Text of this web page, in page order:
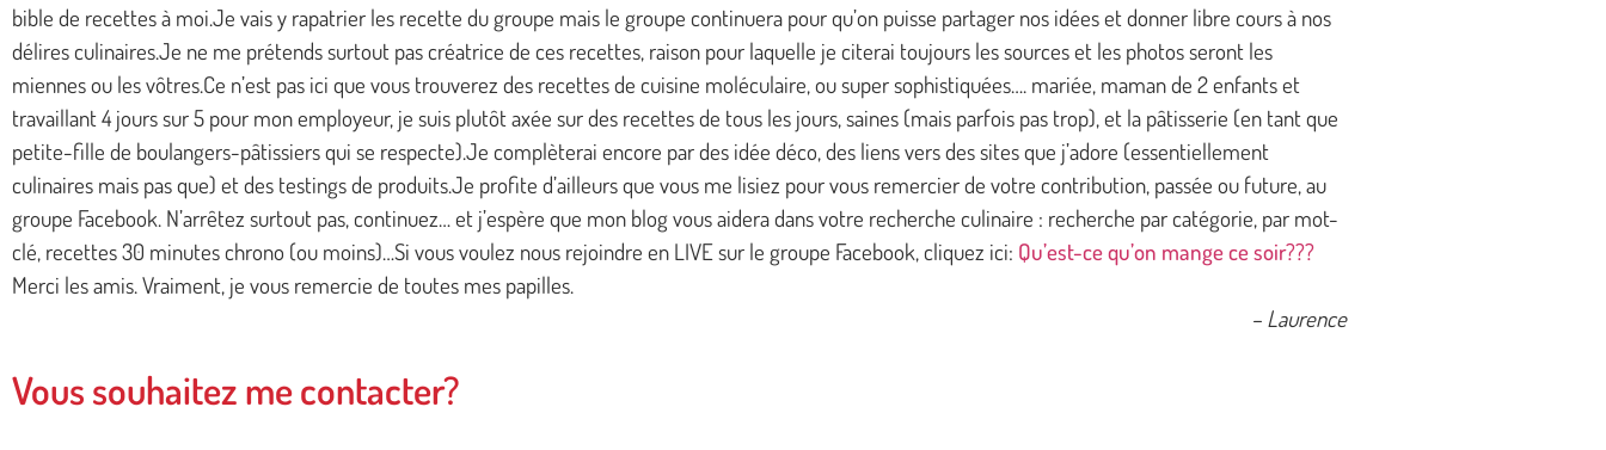
bible de recettes à moi.Je vais y rapatrier les recette du groupe mais le groupe continuera pour qu’on puisse partager nos idées et donner libre cours à nos
délires culinaires.Je ne me prétends surtout pas créatrice de ces recettes, raison pour laquelle je citerai toujours les sources et les photos seront les
miennes ou les vôtres.Ce n’est pas ici que vous trouverez des recettes de cuisine moléculaire, ou super sophistiquées…. mariée, maman de 2 enfants et
travaillant 4 jours sur 5 pour mon employeur, je suis plutôt axée sur des recettes de tous les jours, saines (mais parfois pas trop), et la pâtisserie (en tant que
petite-fille de boulangers-pâtissiers qui se respecte).Je complèterai encore par des idée déco, des liens vers des sites que j’adore (essentiellement
culinaires mais pas que) et des testings de produits.Je profite d’ailleurs que vous me lisiez pour vous remercier de votre contribution, passée ou future, au
groupe Facebook. N’arrêtez surtout pas, continuez… et j’espère que mon blog vous aidera dans votre recherche culinaire : recherche par catégorie, par mot-
clé, recettes 30 minutes chrono (ou moins)…Si vous voulez nous rejoindre en LIVE sur le groupe Facebook, cliquez ici: Qu’est-ce qu’on mange ce soir???
Merci les amis. Vraiment, je vous remercie de toutes mes papilles.
– Laurence
Vous souhaitez me contacter?